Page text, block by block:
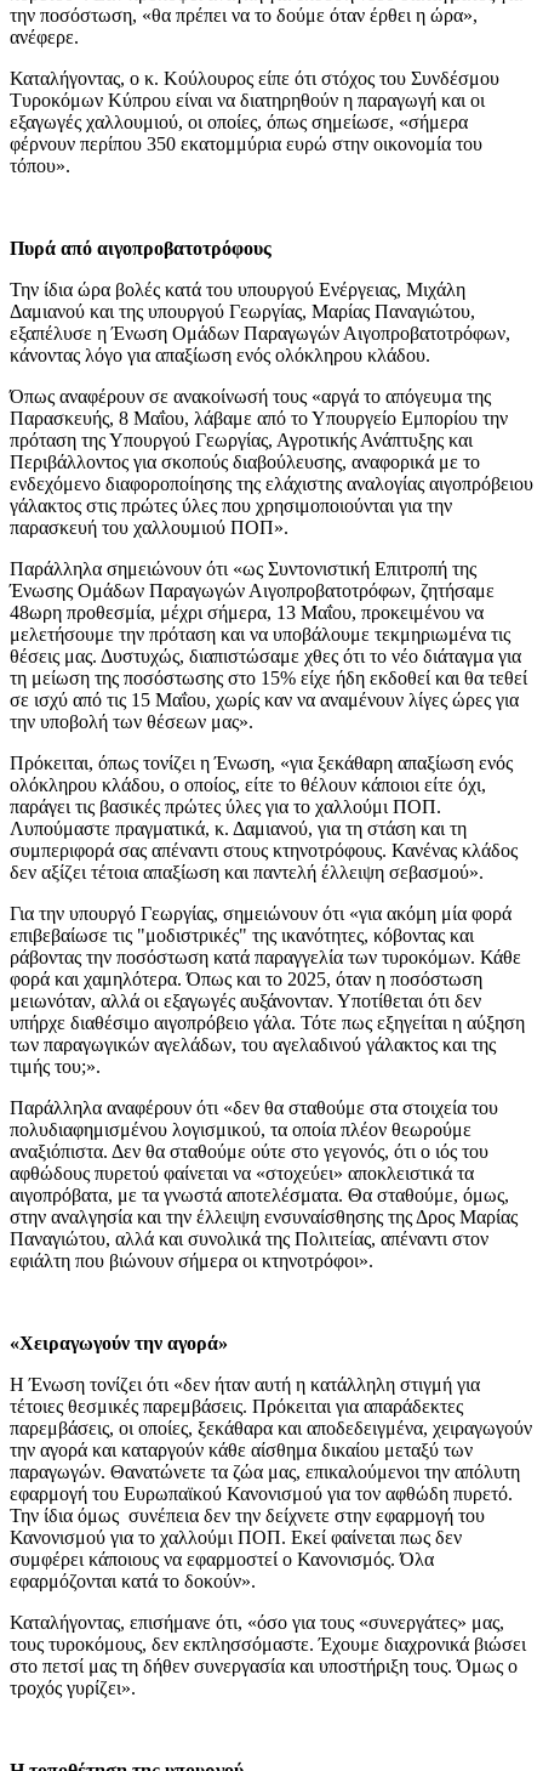
την ποσόστωση, «θα πρέπει να το δούμε όταν έρθει η ώρα»,
ανέφερε.
Καταλήγοντας, ο κ. Κούλουρος είπε ότι στόχος του Συνδέσμου
Τυροκόμων Κύπρου είναι να διατηρηθούν η παραγωγή και οι
εξαγωγές χαλλουμιού, οι οποίες, όπως σημείωσε, «σήμερα
φέρνουν περίπου 350 εκατομμύρια ευρώ στην οικονομία του
τόπου».
Πυρά από αιγοπροβατοτρόφους
Την ίδια ώρα βολές κατά του υπουργού Ενέργειας, Μιχάλη
Δαμιανού και της υπουργού Γεωργίας, Μαρίας Παναγιώτου,
εξαπέλυσε η Ένωση Ομάδων Παραγωγών Αιγοπροβατοτρόφων,
κάνοντας λόγο για απαξίωση ενός ολόκληρου κλάδου.
Όπως αναφέρουν σε ανακοίνωσή τους «αργά το απόγευμα της
Παρασκευής, 8 Μαΐου, λάβαμε από το Υπουργείο Εμπορίου την
πρόταση της Υπουργού Γεωργίας, Αγροτικής Ανάπτυξης και
Περιβάλλοντος για σκοπούς διαβούλευσης, αναφορικά με το
ενδεχόμενο διαφοροποίησης της ελάχιστης αναλογίας αιγοπρόβειου
γάλακτος στις πρώτες ύλες που χρησιμοποιούνται για την
παρασκευή του χαλλουμιού ΠΟΠ».
Παράλληλα σημειώνουν ότι «ως Συντονιστική Επιτροπή της
Ένωσης Ομάδων Παραγωγών Αιγοπροβατοτρόφων, ζητήσαμε
48ωρη προθεσμία, μέχρι σήμερα, 13 Μαΐου, προκειμένου να
μελετήσουμε την πρόταση και να υποβάλουμε τεκμηριωμένα τις
θέσεις μας. Δυστυχώς, διαπιστώσαμε χθες ότι το νέο διάταγμα για
τη μείωση της ποσόστωσης στο 15% είχε ήδη εκδοθεί και θα τεθεί
σε ισχύ από τις 15 Μαΐου, χωρίς καν να αναμένουν λίγες ώρες για
την υποβολή των θέσεων μας».
Πρόκειται, όπως τονίζει η Ένωση, «για ξεκάθαρη απαξίωση ενός
ολόκληρου κλάδου, ο οποίος, είτε το θέλουν κάποιοι είτε όχι,
παράγει τις βασικές πρώτες ύλες για το χαλλούμι ΠΟΠ.
Λυπούμαστε πραγματικά, κ. Δαμιανού, για τη στάση και τη
συμπεριφορά σας απέναντι στους κτηνοτρόφους. Κανένας κλάδος
δεν αξίζει τέτοια απαξίωση και παντελή έλλειψη σεβασμού».
Για την υπουργό Γεωργίας, σημειώνουν ότι «για ακόμη μία φορά
επιβεβαίωσε τις "μοδιστρικές" της ικανότητες, κόβοντας και
ράβοντας την ποσόστωση κατά παραγγελία των τυροκόμων. Κάθε
φορά και χαμηλότερα. Όπως και το 2025, όταν η ποσόστωση
μειωνόταν, αλλά οι εξαγωγές αυξάνονταν. Υποτίθεται ότι δεν
υπήρχε διαθέσιμο αιγοπρόβειο γάλα. Τότε πως εξηγείται η αύξηση
των παραγωγικών αγελάδων, του αγελαδινού γάλακτος και της
τιμής του;».
Παράλληλα αναφέρουν ότι «δεν θα σταθούμε στα στοιχεία του
πολυδιαφημισμένου λογισμικού, τα οποία πλέον θεωρούμε
αναξιόπιστα. Δεν θα σταθούμε ούτε στο γεγονός, ότι ο ιός του
αφθώδους πυρετού φαίνεται να «στοχεύει» αποκλειστικά τα
αιγοπρόβατα, με τα γνωστά αποτελέσματα. Θα σταθούμε, όμως,
στην αναλγησία και την έλλειψη ενσυναίσθησης της Δρος Μαρίας
Παναγιώτου, αλλά και συνολικά της Πολιτείας, απέναντι στον
εφιάλτη που βιώνουν σήμερα οι κτηνοτρόφοι».
«Χειραγωγούν την αγορά»
Η Ένωση τονίζει ότι «δεν ήταν αυτή η κατάλληλη στιγμή για
τέτοιες θεσμικές παρεμβάσεις. Πρόκειται για απαράδεκτες
παρεμβάσεις, οι οποίες, ξεκάθαρα και αποδεδειγμένα, χειραγωγούν
την αγορά και καταργούν κάθε αίσθημα δικαίου μεταξύ των
παραγωγών. Θανατώνετε τα ζώα μας, επικαλούμενοι την απόλυτη
εφαρμογή του Ευρωπαϊκού Κανονισμού για τον αφθώδη πυρετό.
Την ίδια όμως συνέπεια δεν την δείχνετε στην εφαρμογή του
Κανονισμού για το χαλλούμι ΠΟΠ. Εκεί φαίνεται πως δεν
συμφέρει κάποιους να εφαρμοστεί ο Κανονισμός. Όλα
εφαρμόζονται κατά το δοκούν».
Καταλήγοντας, επισήμανε ότι, «όσο για τους «συνεργάτες» μας,
τους τυροκόμους, δεν εκπλησσόμαστε. Έχουμε διαχρονικά βιώσει
στο πετσί μας τη δήθεν συνεργασία και υποστήριξη τους. Όμως ο
τροχός γυρίζει».